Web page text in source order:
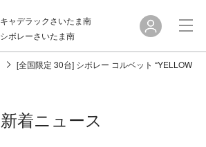
キャデラックさいたま南
シボレーさいたま南
[全国限定 30台] シボレー コルベット “YELLOW
新着ニュース